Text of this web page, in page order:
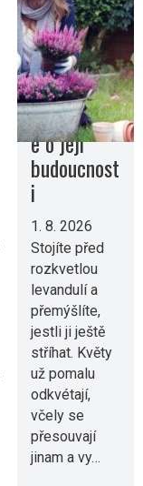
řez
levandule:
Proč právě
teď
rozhodujet
e o její
budoucnost
i
1. 8. 2026
Stojíte před
rozkvetlou
levandulí a
přemýšlíte,
jestli ji ještě
stříhat. Květy
už pomalu
odkvétají,
včely se
přesouvají
jinam a vy…